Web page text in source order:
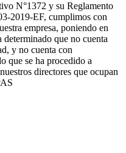
N°1372 y su Reglamento
2019-EF, cumplimos con
empresa, poniendo en
que no cuenta
y no cuenta con
que se ha procedido a
directores que ocupan